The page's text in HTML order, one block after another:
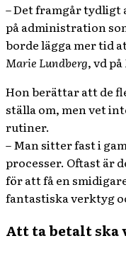
– Det framgår tydligt
på administration
borde lägga mer tid
Marie Lundberg, vd på
Hon berättar att de
ställa om, men vet
rutiner.
– Man sitter fast i
processer. Oftast är
för att få en
fantastiska verktyg
Att ta betalt ska